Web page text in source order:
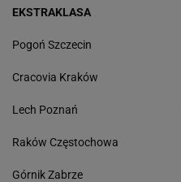
EKSTRAKLASA
Pogoń Szczecin
Cracovia Kraków
Lech Poznań
Raków Częstochowa
Górnik Zabrze